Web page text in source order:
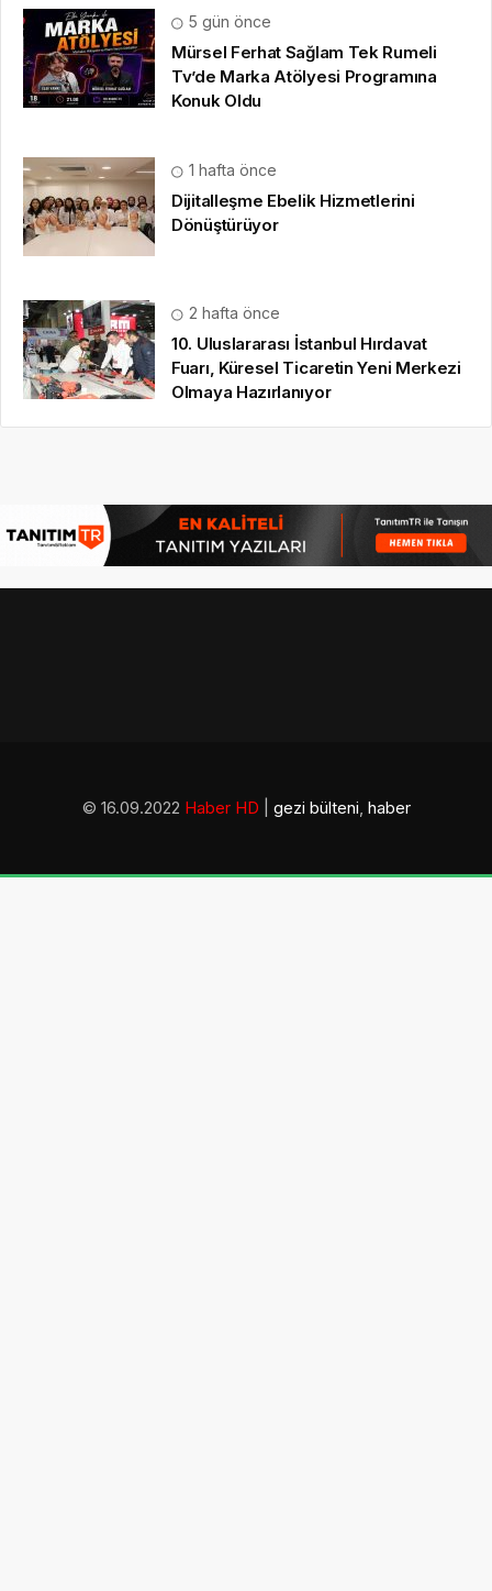
5 gün önce
Mürsel Ferhat Sağlam Tek Rumeli
Tv’de Marka Atölyesi Programına
Konuk Oldu
1 hafta önce
Dijitalleşme Ebelik Hizmetlerini
Dönüştürüyor
2 hafta önce
10. Uluslararası İstanbul Hırdavat
Fuarı, Küresel Ticaretin Yeni Merkezi
Olmaya Hazırlanıyor
© 16.09.2022 Haber HD gezi bülteni haber